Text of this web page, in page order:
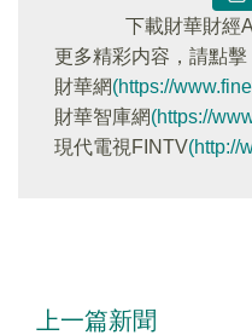
下載財華財經
更多精彩内容，請點擊
財華網(https://
財華智庫網(https://
現代電視FINTV(http://
上一篇新聞